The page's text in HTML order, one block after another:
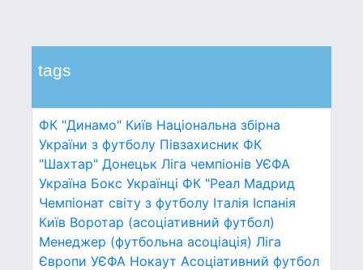
tags
ФК "Динамо" Київ Національна збірна
України з футболу Півзахисник ФК
"Шахтар" Донецьк Ліга чемпіонів УЄФА
Україна Бокс Українці ФК "Реал Мадрид
Чемпіонат світу з футболу Італія Іспанія
Київ Воротар (асоціативний футбол)
Менеджер (футбольна асоціація) Ліга
Європи УЄФА Нокаут Асоціативний футбол